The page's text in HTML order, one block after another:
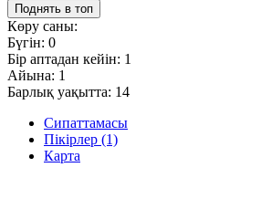
Поднять в топ
Көру саны:
Бүгін: 0
Бір аптадан кейін: 1
Айына: 1
Барлық уақытта: 14
Сипаттамасы
Пікірлер (1)
Карта